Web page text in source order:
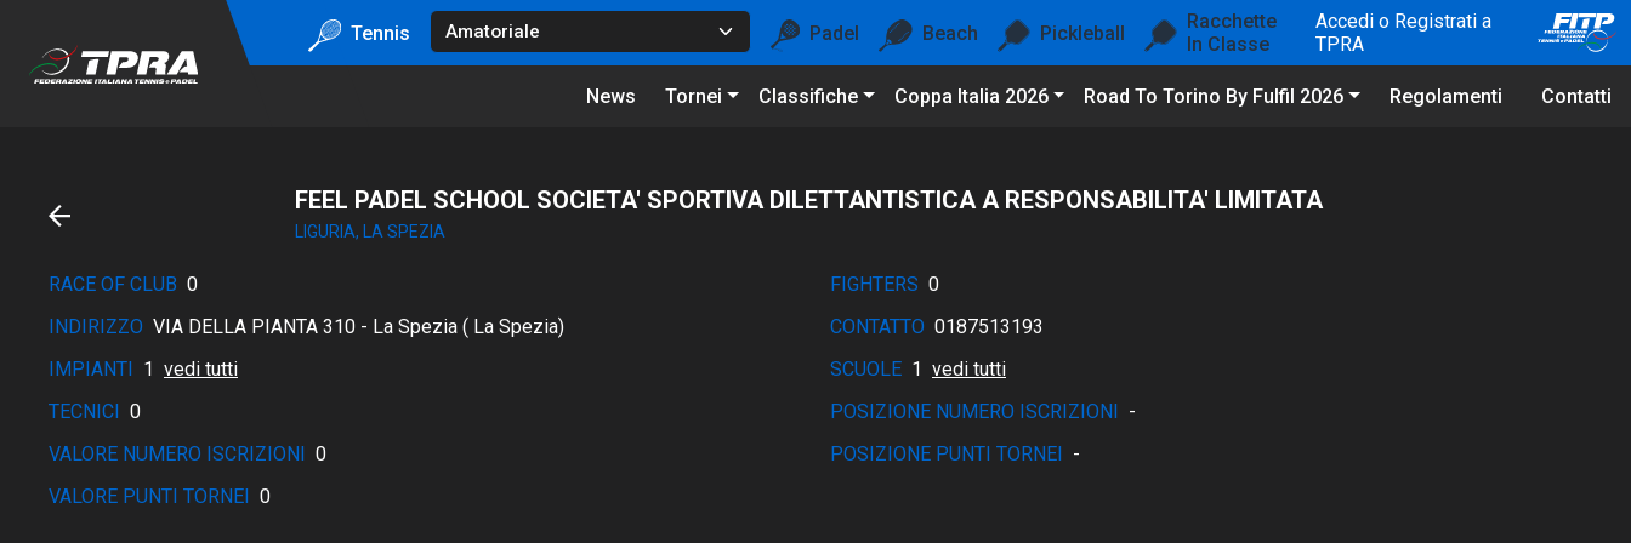
Tennis Padel Beach Pickleball
Racchette
In Classe
Accedi o Registrati a
TPRA
News Tornei Classifiche Coppa Italia 2026 Road To Torino By Fulfil 2026 Regolamenti Contatti
FEEL PADEL SCHOOL SOCIETA' SPORTIVA DILETTANTISTICA A RESPONSABILITA' LIMITATA
LIGURIA, LA SPEZIA
RACE OF CLUB 0 FIGHTERS 0
INDIRIZZO VIA DELLA PIANTA 310 - La Spezia ( La Spezia) CONTATTO 0187513193
IMPIANTI 1 vedi tutti SCUOLE 1 vedi tutti
TECNICI 0 POSIZIONE NUMERO ISCRIZIONI -
VALORE NUMERO ISCRIZIONI 0 POSIZIONE PUNTI TORNEI -
VALORE PUNTI TORNEI 0